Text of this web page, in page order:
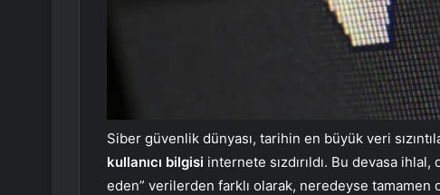
Siber güvenlik dünyası, tarihin en büyük veri
kullanıcı bilgisi internete sızdırıldı. Bu devasa
eden” verilerden farklı olarak, neredeyse